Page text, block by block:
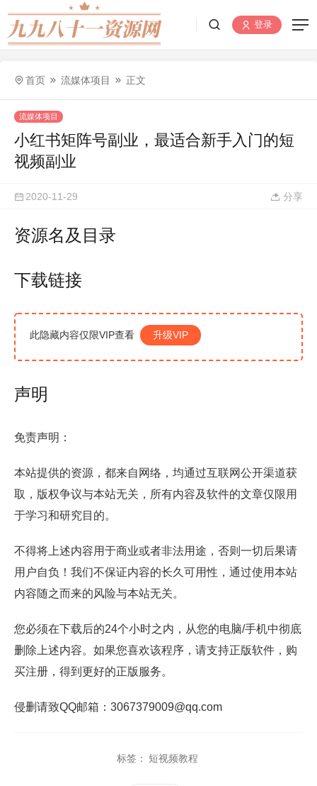
登录
首页 流媒体项目 正文
流媒体项目
小红书矩阵号副业，最适合新手入门的短
视频副业
2020-11-29 分享
资源名及目录
下载链接
此隐藏内容仅限VIP查看 升级VIP
声明
免责声明：
本站提供的资源，都来自网络，均通过互联网公开渠道获
取，版权争议与本站无关，所有内容及软件的文章仅限用
于学习和研究目的。
不得将上述内容用于商业或者非法用途，否则一切后果请
用户自负！我们不保证内容的长久可用性，通过使用本站
内容随之而来的风险与本站无关。
您必须在下载后的24个小时之内，从您的电脑/手机中彻底
删除上述内容。如果您喜欢该程序，请支持正版软件，购
买注册，得到更好的正版服务。
侵删请致QQ邮箱：3067379009@qq.com
标签： 短视频教程